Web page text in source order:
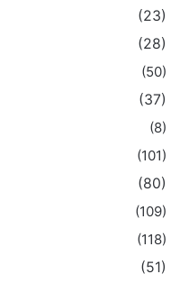
(23)
(28)
(50)
(37)
(8)
(101)
(80)
(109)
(118)
(51)